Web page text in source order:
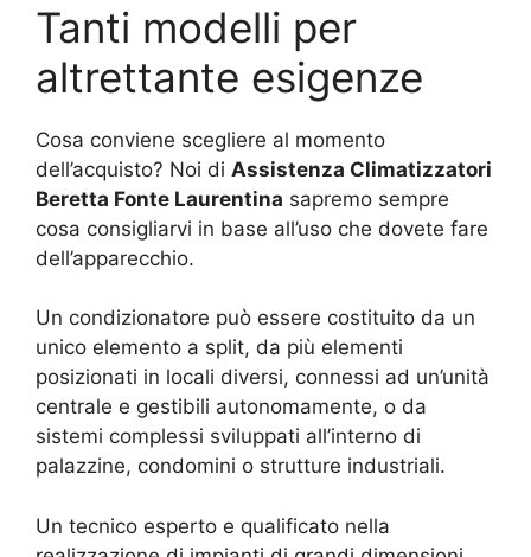
Tanti modelli per
altrettante esigenze
Cosa conviene scegliere al momento
dell’acquisto? Noi di Assistenza Climatizzatori
Beretta Fonte Laurentina sapremo sempre
cosa consigliarvi in base all’uso che dovete fare
dell’apparecchio.
Un condizionatore può essere costituito da un
unico elemento a split, da più elementi
posizionati in locali diversi, connessi ad un’unità
centrale e gestibili autonomamente, o da
sistemi complessi sviluppati all’interno di
palazzine, condomini o strutture industriali.
Un tecnico esperto e qualificato nella